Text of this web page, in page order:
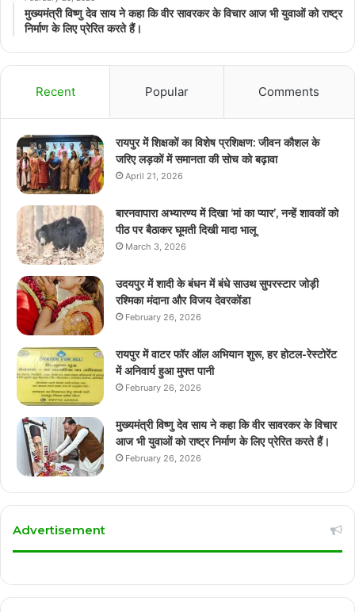
मुख्यमंत्री विष्णु देव साय ने कहा कि वीर सावरकर के विचार आज भी युवाओं को राष्ट्र
निर्माण के लिए प्रेरित करते हैं।
Recent Popular Comments
रायपुर में शिक्षकों का विशेष प्रशिक्षण: जीवन कौशल के
जरिए लड़कों में समानता की सोच को बढ़ावा
April 21, 2026
बारनवापारा अभ्यारण्य में दिखा ‘मां का प्यार’, नन्हें शावकों को
पीठ पर बैठाकर घूमती दिखी मादा भालू
March 3, 2026
उदयपुर में शादी के बंधन में बंधे साउथ सुपरस्टार जोड़ी
रश्मिका मंदाना और विजय देवरकोंडा
February 26, 2026
रायपुर में वाटर फॉर ऑल अभियान शुरू, हर होटल-रेस्टोरेंट
में अनिवार्य हुआ मुफ्त पानी
February 26, 2026
मुख्यमंत्री विष्णु देव साय ने कहा कि वीर सावरकर के विचार
आज भी युवाओं को राष्ट्र निर्माण के लिए प्रेरित करते हैं।
February 26, 2026
Advertisement